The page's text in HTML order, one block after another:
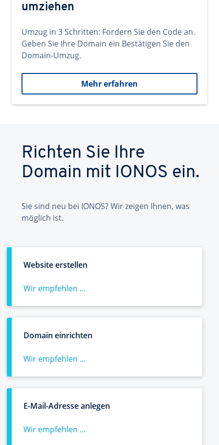
umziehen
Umzug in 3 Schritten: Fordern Sie den Code an.
Geben Sie Ihre Domain ein Bestätigen Sie den
Domain-Umzug.
Mehr erfahren
Richten Sie Ihre
Domain mit IONOS ein.
Sie sind neu bei IONOS? Wir zeigen Ihnen, was
möglich ist.
Website erstellen
Wir empfehlen ...
Domain einrichten
Wir empfehlen ...
E-Mail-Adresse anlegen
Wir empfehlen ...